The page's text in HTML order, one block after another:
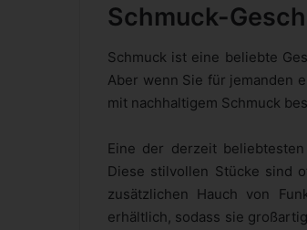
Schmuck-
Schmuck ist eine beliebte
Aber wenn Sie für jemanden
mit nachhaltigem Schmuck
Eine der derzeit
Diese stilvollen Stücke sind
zusätzlichen Hauch von
erhältlich, sodass sie